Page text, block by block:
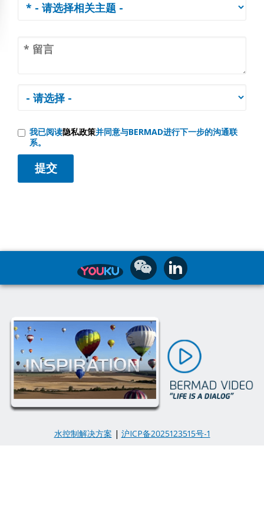
我已阅读隐私政策并同意与BERMAD进行下一步的沟通联
系。
水控制解决方案 | 沪ICP备2025123515号-1